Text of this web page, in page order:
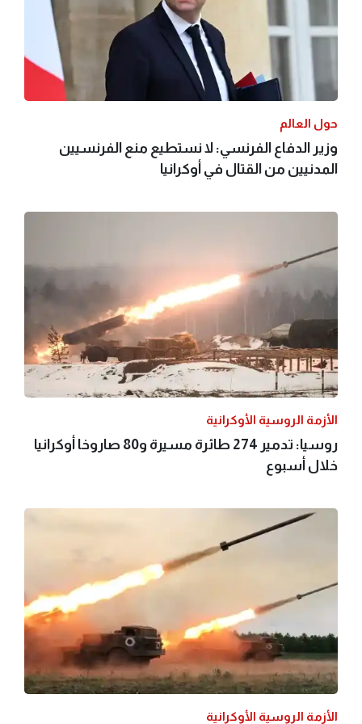
حول العالم
وزير الدفاع الفرنسي: لا نستطيع منع الفرنسيين
المدنيين من القتال في أوكرانيا
الأزمة الروسية الأوكرانية
روسيا: تدمير 274 طائرة مسيرة و80 صاروخا أوكرانيا
خلال أسبوع
الأزمة الروسية الأوكرانية